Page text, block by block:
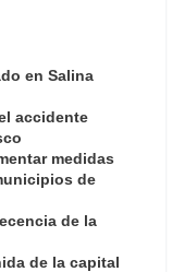
en Salina
accidente
medidas
de
de la
de la capital